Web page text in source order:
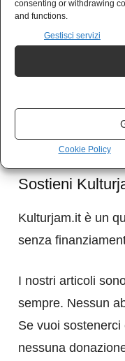
consenting or withdrawing
and functions.
Gestisci servizi
Cookie Policy
Sostieni
Kulturjam.it è un
senza
I nostri articoli
sempre. Nessun
Se vuoi
nessuna